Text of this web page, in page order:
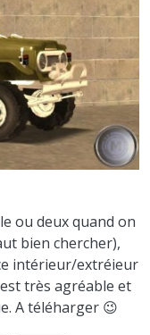
ou deux quand on
bien chercher),
intérieur/extréieur
très agréable et
A téléharger 😉